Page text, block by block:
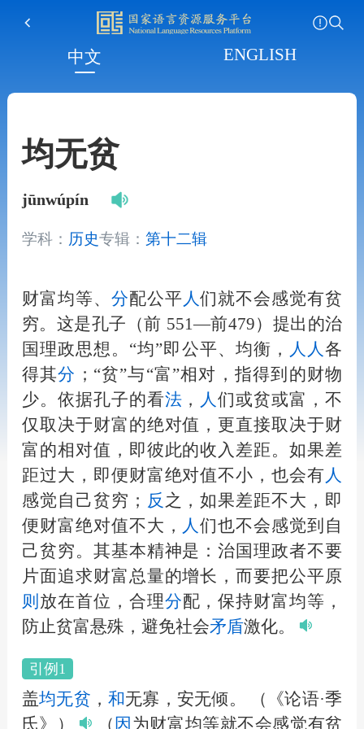
中文 ENGLISH
均无贫
jūnwúpín
学科： 历史专辑： 第十二辑
财富均等、 分配公平 人们就不会感觉有贫
穷。这是孔子（前 551—前479）提出的治
国理政思想。“均”即公平、均衡，
人 人各
得其分 ；“贫”与“富”相对，指得到的财物
少。依据孔子的看法 ， 人们或贫或富，不
仅取决于财富的绝对值，更直接取决于财
富的相对值，即彼此的收入差距。如果差
距过大，即便财富绝对值不小，也会有 人
感觉自己贫穷； 反 之，如果差距不大，即
便财富绝对值不大， 人们也不会感觉到自
己贫穷。其基本精神是：治国理政者不要
片面追求财富总量的增长，而要把公平原
则 放在首位，合理分配，保持财富均等，
防止贫富悬殊，避免社会矛盾激化。
引例1
盖均无贫 ，和无寡，安无倾。
（《论语·季
氏》）
（ 因 为财富均等就不会感觉有贫